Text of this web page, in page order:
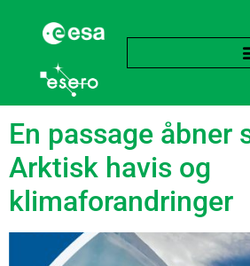
language:
En passage åbner
Arktisk havis og
klimaforandringer